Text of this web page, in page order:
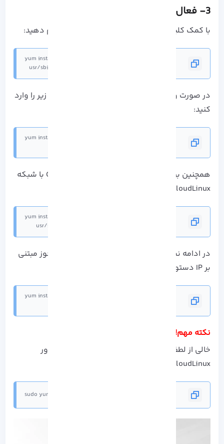
3- فعال سازی لایسنس پس از نصب
با کمک کلید مرحله قبل ثبت سرور مشترک را انجام دهید:
در صورت وجود مجوزهای IP با Clnreg_ks دستور زیر را وارد
کنید:
همچنین برای ثبت سرور CloudLinux OS Shared 8 با شبکه
CloudLinux می توانید سطر پایین را بکار بگیرید:
در ادامه نصب CloudLinux روی آلمالینوکس با مجوز مبتنی
بر IP دستور زیر را بزنید:
نکته مهم!
خالی از لطف نیست که پس از اتمام مراحل بالا، سرور
CloudLinux را مجدد با دستور زیر آپدیت کنید:
sudo yum update -y